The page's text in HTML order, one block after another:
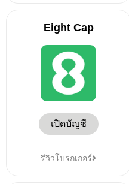
Eight Cap
เปิดบัญชี
รีวิวโบรกเกอร์